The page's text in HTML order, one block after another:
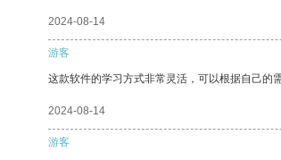
2024-08-14
游客
这款软件的学习方式非常灵活，可以根据自己的
2024-08-14
游客